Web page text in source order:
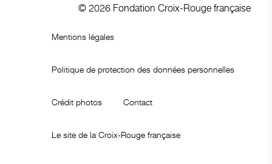
© 2026 Fondation Croix-Rouge française
Mentions légales
Politique de protection des données personnelles
Crédit photos Contact
Le site de la Croix-Rouge française